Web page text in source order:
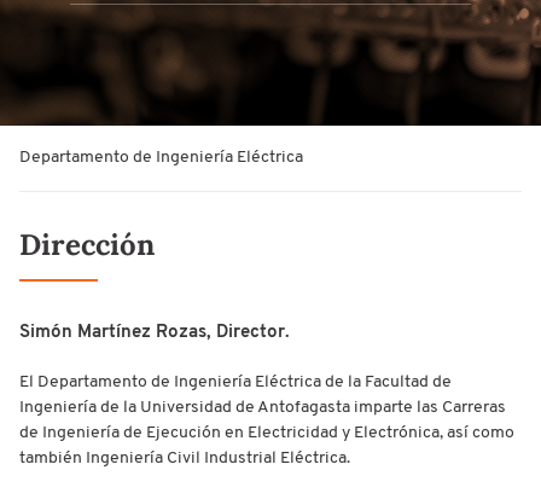
Departamento de Ingeniería Eléctrica
Dirección
Simón Martínez Rozas, Director.
El Departamento de Ingeniería Eléctrica de la Facultad de
Ingeniería de la Universidad de Antofagasta imparte las Carreras
de Ingeniería de Ejecución en Electricidad y Electrónica, así como
también Ingeniería Civil Industrial Eléctrica.